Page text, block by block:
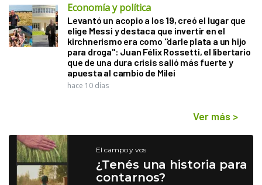
Economía y política
Levantó un acopio a los 19, creó el lugar que
elige Messi y destaca que invertir en el
kirchnerismo era como "darle plata a un hijo
para droga": Juan Félix Rossetti, el libertario
que de una dura crisis salió más fuerte y
apuesta al cambio de Milei
hace 10 días
Ver más >
El campo y vos
¿Tenés una historia para
contarnos?